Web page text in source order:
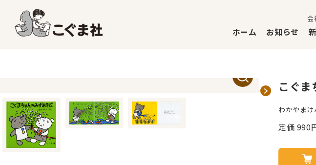
会
ホーム お知らせ
こぐ
わかやま
定価 990